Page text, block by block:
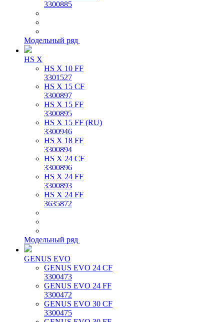
3300885
Модельный ряд
HS X
HS X 10 FF
3301527
HS X 15 CF
3300897
HS X 15 FF
3300895
HS X 15 FF (RU)
3300946
HS X 18 FF
3300894
HS X 24 CF
3300896
HS X 24 FF
3300893
HS X 24 FF
3635872
Модельный ряд
GENUS EVO
GENUS EVO 24 CF
3300473
GENUS EVO 24 FF
3300472
GENUS EVO 30 CF
3300475